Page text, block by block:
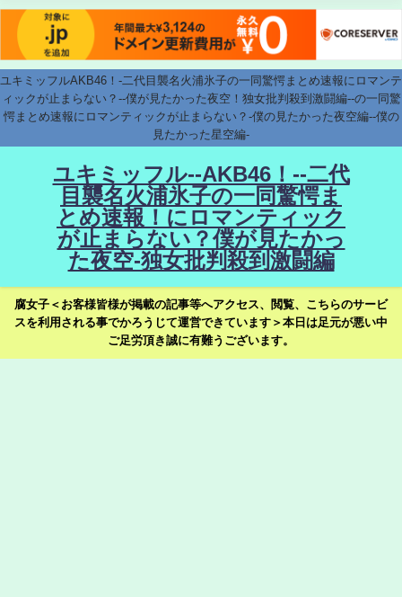
ユキミッフルAKB46！-二代目襲名火浦氷子の一同驚愕まとめ速報にロマンテ
ィックが止まらない？--僕が見たかった夜空！独女批判殺到激闘編--の一同驚
愕まとめ速報にロマンティックが止まらない？-僕の見たかった夜空編--僕の
見たかった星空編-
ユキミッフル--AKB46！--二代
目襲名火浦氷子の一同驚愕ま
とめ速報！にロマンティック
が止まらない？僕が見たかっ
た夜空-独女批判殺到激闘編
腐女子＜お客様皆様が掲載の記事等へアクセス、閲覧、こちらのサービ
スを利用される事でかろうじて運営できています＞本日は足元が悪い中
ご足労頂き誠に有難うございます。